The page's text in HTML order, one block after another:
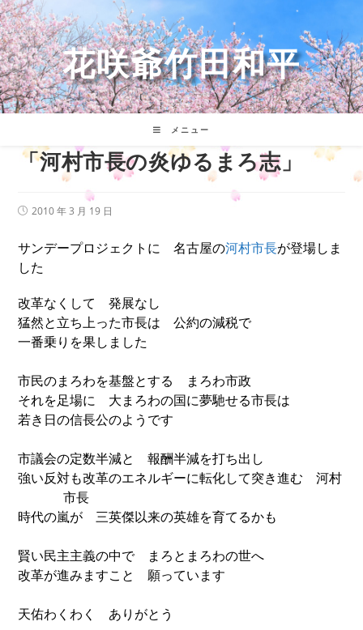
コ
ン
テ
ン
ツ
へ
ス
花咲爺竹田和平
メニュー
「河村市長の炎ゆるまろ志」
投
開
日:
2010 年 3 月 19 日
サンデープロジェクトに 名古屋の河村市長が登場しま
した
改革なくして 発展なし
猛然と立ち上った市長は 公約の減税で
一番乗りを果しました
市民のまろわを基盤とする まろわ市政
それを足場に 大まろわの国に夢馳せる市長は
若き日の信長公のようです
市議会の定数半減と 報酬半減を打ち出し
強い反対も改革のエネルギーに転化して突き進む 河村
市長
時代の嵐が 三英傑以来の英雄を育てるかも
賢い民主主義の中で まろとまろわの世へ
改革が進みますこと 願っています
天佑わくわく ありがとう